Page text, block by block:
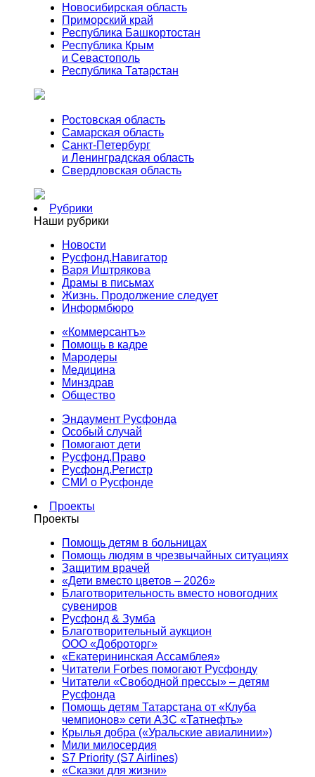
Новосибирская область
Приморский край
Республика Башкортостан
Республика Крым
и Севастополь
Республика Татарстан
Ростовская область
Самарская область
Санкт-Петербург
и Ленинградская область
Свердловская область
Рубрики
Наши рубрики
Новости
Русфонд.Навигатор
Варя Иштрякова
Драмы в письмах
Жизнь. Продолжение следует
Информбюро
«Коммерсантъ»
Помощь в кадре
Мародеры
Медицина
Минздрав
Общество
Эндаумент Русфонда
Особый случай
Помогают дети
Русфонд.Право
Русфонд.Регистр
СМИ о Русфонде
Проекты
Проекты
Помощь детям в больницах
Помощь людям в чрезвычайных ситуациях
Защитим врачей
«Дети вместо цветов – 2026»
Благотворительность вместо новогодних
сувениров
Русфонд & Зумба
Благотворительный аукцион
ООО «Доброторг»
«Екатерининская Ассамблея»
Читатели Forbes помогают Русфонду
Читатели «Свободной прессы» – детям
Русфонда
Помощь детям Татарстана от «Клуба
чемпионов» сети АЗС «Татнефть»
Крылья добра («Уральские авиалинии»)
Мили милосердия
S7 Priority (S7 Airlines)
«Сказки для жизни»